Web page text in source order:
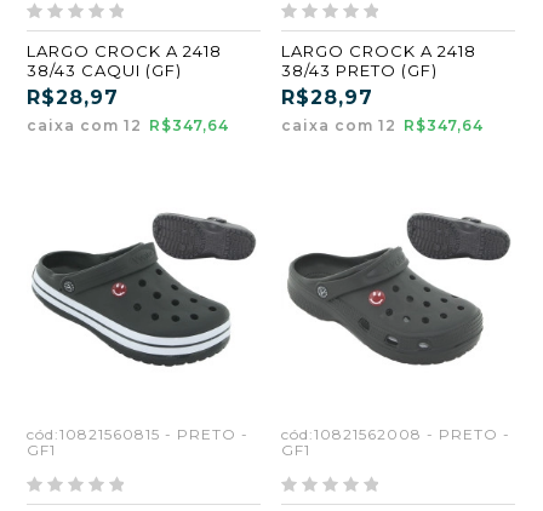
LARGO CROCK A 2418
38/43 CAQUI (GF)
R$28,97
caixa com 12 R$347,64
LARGO CROCK A 2418
38/43 PRETO (GF)
R$28,97
caixa com 12 R$347,64
cód:10821560815 - PRETO -
GF1
cód:10821562008 - PRETO -
GF1